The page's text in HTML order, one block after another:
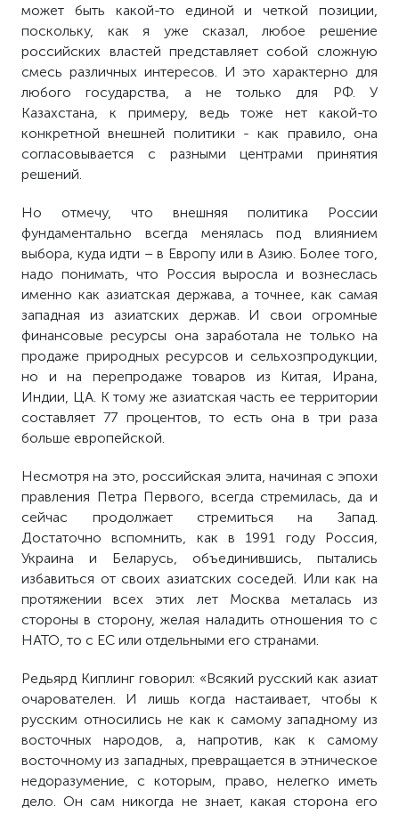
может быть какой-то единой и четкой позиции,
поскольку, как я уже сказал, любое решение
российских властей представляет собой сложную
смесь различных интересов. И это характерно для
любого государства, а не только для РФ. У
Казахстана, к примеру, ведь тоже нет какой-то
конкретной внешней политики - как правило, она
согласовывается с разными центрами принятия
решений.
Но отмечу, что внешняя политика России
фундаментально всегда менялась под влиянием
выбора, куда идти – в Европу или в Азию. Более того,
надо понимать, что Россия выросла и вознеслась
именно как азиатская держава, а точнее, как самая
западная из азиатских держав. И свои огромные
финансовые ресурсы она заработала не только на
продаже природных ресурсов и сельхозпродукции,
но и на перепродаже товаров из Китая, Ирана,
Индии, ЦА. К тому же азиатская часть ее территории
составляет 77 процентов, то есть она в три раза
больше европейской.
Несмотря на это, российская элита, начиная с эпохи
правления Петра Первого, всегда стремилась, да и
сейчас продолжает стремиться на Запад.
Достаточно вспомнить, как в 1991 году Россия,
Украина и Беларусь, объединившись, пытались
избавиться от своих азиатских соседей. Или как на
протяжении всех этих лет Москва металась из
стороны в сторону, желая наладить отношения то с
НАТО, то с ЕС или отдельными его странами.
Редьярд Киплинг говорил: «Всякий русский как азиат
очарователен. И лишь когда настаивает, чтобы к
русским относились не как к самому западному из
восточных народов, а, напротив, как к самому
восточному из западных, превращается в этническое
недоразумение, с которым, право, нелегко иметь
дело. Он сам никогда не знает, какая сторона его